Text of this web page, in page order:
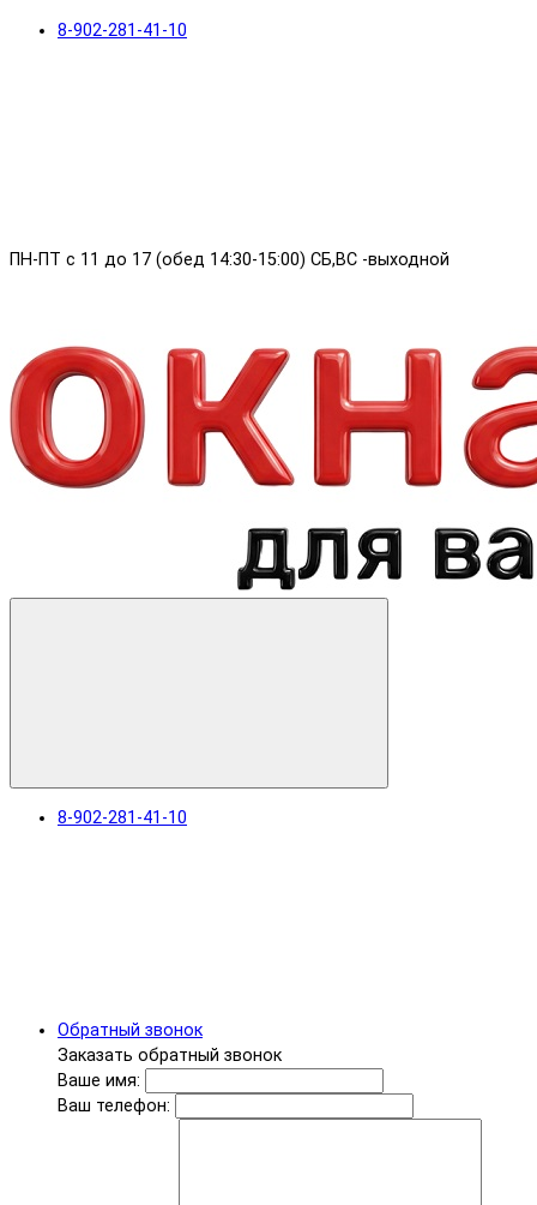
8-902-281-41-10
ПН-ПТ с 11 до 17 (обед 14:30-15:00) СБ,ВС -выходной
8-902-281-41-10
Обратный звонок
Заказать обратный звонок
Ваше имя:
Ваш телефон: